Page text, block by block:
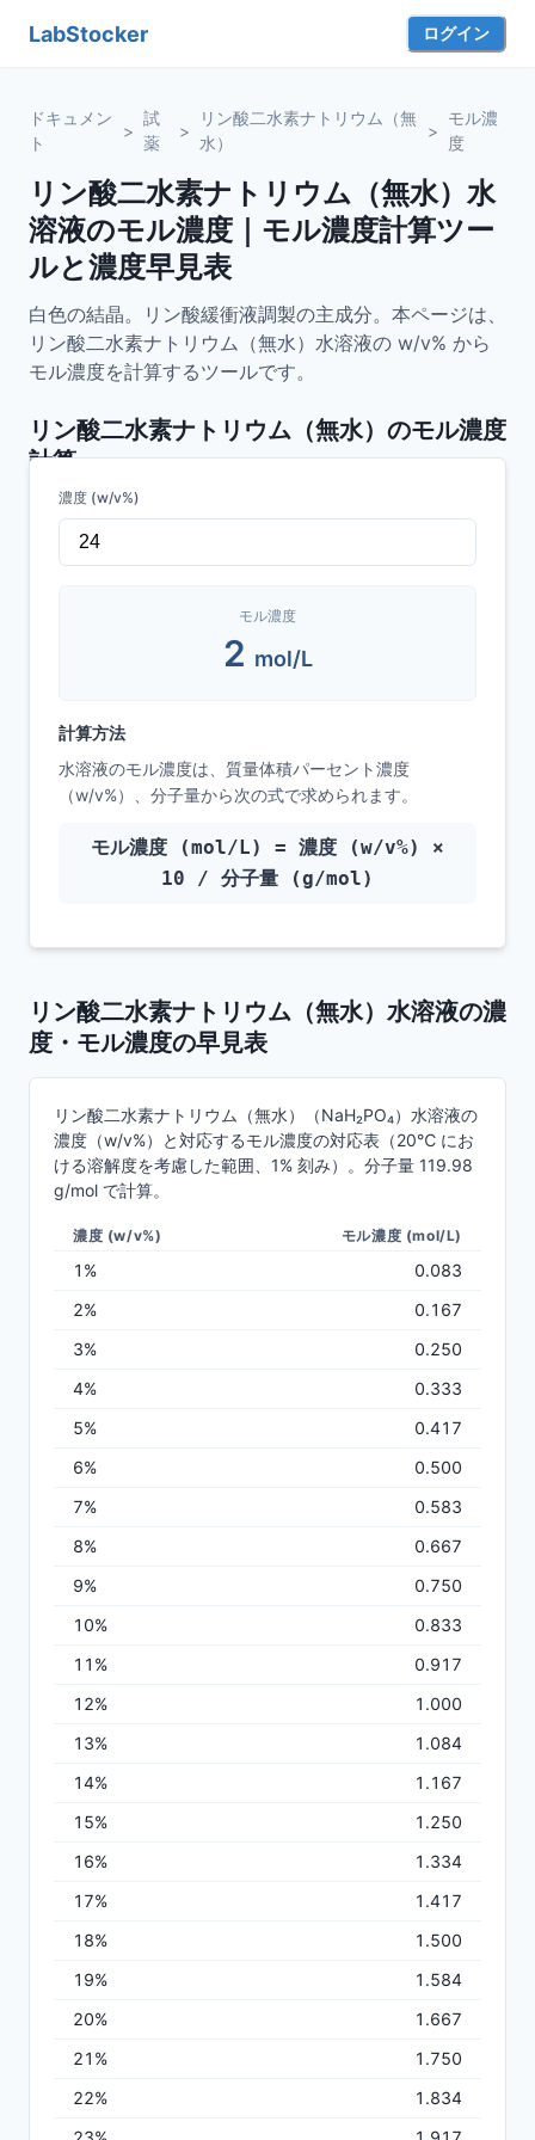
LabStocker ログイン
ドキュメン
ト
>
試
薬
>
リン酸二水素ナトリウム（無
水）
>
モル濃
度
リン酸二水素ナトリウム（無水）水
溶液のモル濃度｜モル濃度計算ツー
ルと濃度早見表
白色の結晶。リン酸緩衝液調製の主成分。本ページは、
リン酸二水素ナトリウム（無水）水溶液の w/v% から
モル濃度を計算するツールです。
リン酸二水素ナトリウム（無水） のモル濃度
計算
濃度 (w/v%)
モル濃度
2 mol/L
計算方法
水溶液のモル濃度は、質量体積パーセント濃度
（w/v%）、分子量から次の式で求められます。
モル濃度 (mol/L) = 濃度 (w/v%) ×
10 / 分子量 (g/mol)
リン酸二水素ナトリウム（無水）水溶液の濃
度・モル濃度の早見表
リン酸二水素ナトリウム（無水）（NaH₂PO₄）水溶液の
濃度（w/v%）と対応するモル濃度の対応表（20℃ にお
ける溶解度を考慮した範囲、1% 刻み）。分子量 119.98
g/mol で計算。
濃度 (w/v%) モル濃度 (mol/L)
1%
0.083
2%
0.167
3%
0.250
4%
0.333
5%
0.417
6%
0.500
7%
0.583
8%
0.667
9%
0.750
10%
0.833
11%
0.917
12%
1.000
13%
1.084
14%
1.167
15%
1.250
16%
1.334
17%
1.417
18%
1.500
19%
1.584
20%
1.667
21%
1.750
22%
1.834